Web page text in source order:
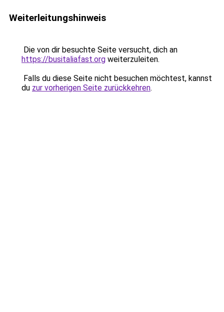
Weiterleitungshinweis
Die von dir besuchte Seite versucht, dich an
https://busitaliafast.org weiterzuleiten.
Falls du diese Seite nicht besuchen möchtest, kannst
du zur vorherigen Seite zurückkehren.